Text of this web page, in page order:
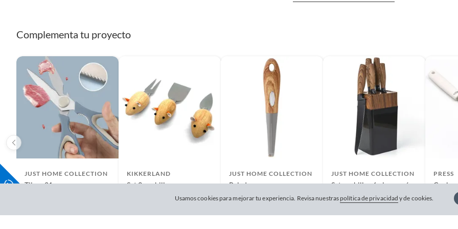
Complementa tu proyecto
JUST HOME COLLECTION
Tijera 21cm
KIKKERLAND
Set 3 cuchillos para queso
JUST HOME COLLECTION
Pelador con mango
$ 59
JUST HOME COLLECTION
Set cuchillos 6 piezas más
599
PRESS
acero
Usamos cookies para mejorar tu experiencia. Revisa nuestras política de privacidad y de cookies.